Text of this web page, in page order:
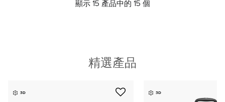
顯示 15 產品中的 15 個
精選產品
3D 3D